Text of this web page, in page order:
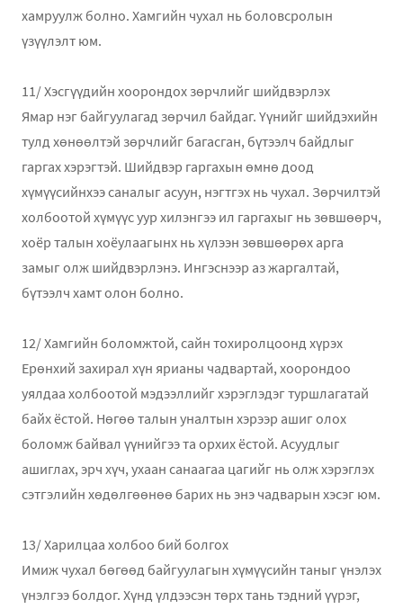
хамруулж болно. Хамгийн чухал нь боловсролын
үзүүлэлт юм.
11/ Хэсгүүдийн хоорондох зөрчлийг шийдвэрлэх
Ямар нэг байгуулагад зөрчил байдаг. Үүнийг шийдэхийн
тулд хөнөөлтэй зөрчлийг багасган, бүтээлч байдлыг
гаргах хэрэгтэй. Шийдвэр гаргахын өмнө доод
хүмүүсийнхээ саналыг асуун, нэгтгэх нь чухал. Зөрчилтэй
холбоотой хүмүүс уур хилэнгээ ил гаргахыг нь зөвшөөрч,
хоёр талын хоёулаагынх нь хүлээн зөвшөөрөх арга
замыг олж шийдвэрлэнэ. Ингэснээр аз жаргалтай,
бүтээлч хамт олон болно.
12/ Хамгийн боломжтой, сайн тохиролцоонд хүрэх
Ерөнхий захирал хүн ярианы чадвартай, хоорондоо
уялдаа холбоотой мэдээллийг хэрэглэдэг туршлагатай
байх ёстой. Нөгөө талын уналтын хэрээр ашиг олох
боломж байвал үүнийгээ та орхих ёстой. Асуудлыг
ашиглах, эрч хүч, ухаан санаагаа цагийг нь олж хэрэглэх
сэтгэлийн хөдөлгөөнөө барих нь энэ чадварын хэсэг юм.
13/ Харилцаа холбоо бий болгох
Имиж чухал бөгөөд байгуулагын хүмүүсийн таныг үнэлэх
үнэлгээ болдог. Хүнд үлдээсэн төрх тань тэдний үүрэг,